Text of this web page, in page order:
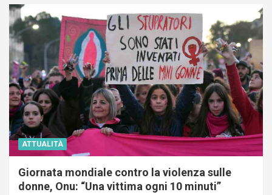
ATTUALITÀ
Giornata mondiale contro la violenza sulle
donne, Onu: “Una vittima ogni 10 minuti”